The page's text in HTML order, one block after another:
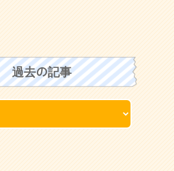
過去の記事